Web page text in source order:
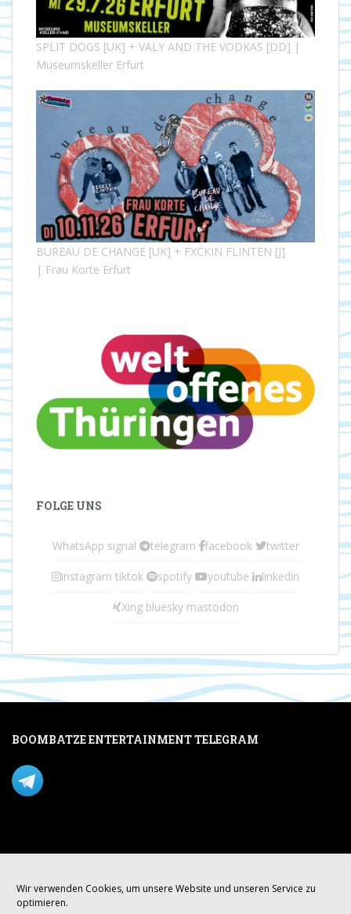
Wir verwenden Cookies, um unsere Website und unseren Service zu
optimieren.
SPLIT DOGS [UK] + VALY AND THE VODKAS [DD] |
Museumskeller Erfurt
BUREAU DE CHANGE [UK] + FXCKIN FLINTEN [J]
| Frau Korte Erfurt
FOLGE UNS
WhatsApp signal telegram facebook twitter
instagram tiktok spotify youtube linkedin
Xing bluesky mastodon
BOOMBATZE ENTERTAINMENT TELEGRAM